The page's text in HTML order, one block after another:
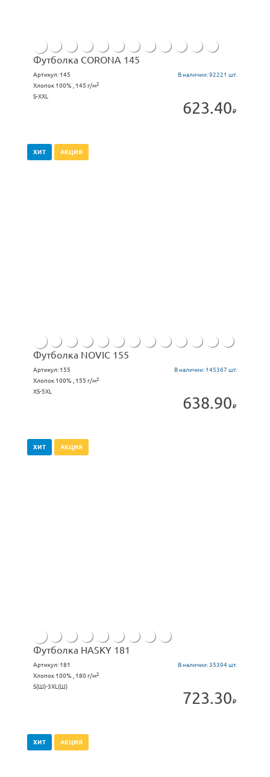
Футболка CORONA 145
Артикул: 145 В наличии:92221 шт.
Хлопок 100% , 145 г/м2
S-XXL
623.40
ХИТ АКЦИЯ
Футболка NOVIC 155
Артикул: 155 В наличии: 145367 шт.
Хлопок 100% , 155 г/м2
XS-5XL
638.90
ХИТ АКЦИЯ
Футболка HASKY 181
Артикул: 181 В наличии:35394 шт.
Хлопок 100% , 180 г/м2
S(Ш)-3ХL(Ш)
723.30
ХИТ АКЦИЯ